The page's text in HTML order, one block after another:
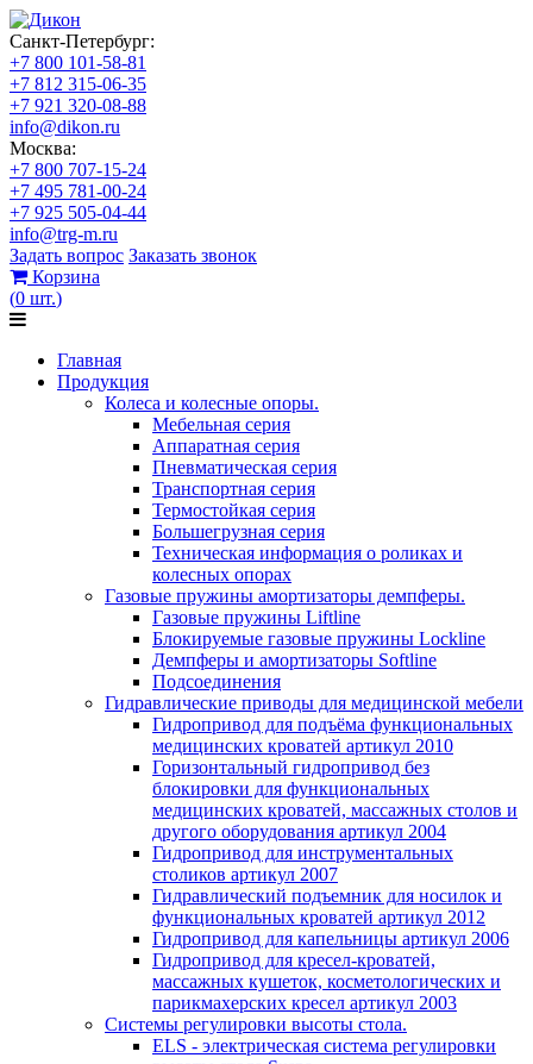
Санкт-Петербург:
+7 800 101-58-81
+7 812 315-06-35
+7 921 320-08-88
info@dikon.ru
Москва:
+7 800 707-15-24
+7 495 781-00-24
+7 925 505-04-44
info@trg-m.ru
Задать вопрос Заказать звонок
Корзина
(0 шт.)
Главная
Продукция
Колеса и колесные опоры.
Мебельная серия
Аппаратная серия
Пневматическая серия
Транспортная серия
Термостойкая серия
Большегрузная серия
Техническая информация о роликах и
колесных опорах
Газовые пружины амортизаторы демпферы.
Газовые пружины Liftline
Блокируемые газовые пружины Lockline
Демпферы и амортизаторы Softline
Подсоединения
Гидравлические приводы для медицинской мебели
Гидропривод для подъёма функциональных
медицинских кроватей артикул 2010
Горизонтальный гидропривод без
блокировки для функциональных
медицинских кроватей, массажных столов и
другого оборудования артикул 2004
Гидропривод для инструментальных
столиков артикул 2007
Гидравлический подъемник для носилок и
функциональных кроватей артикул 2012
Гидропривод для капельницы артикул 2006
Гидропривод для кресел-кроватей,
массажных кушеток, косметологических и
парикмахерских кресел артикул 2003
Системы регулировки высоты стола.
ELS - электрическая система регулировки